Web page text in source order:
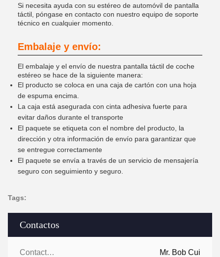
Contactos
Contactos: Mr. Bob Cui
Si necesita ayuda con su estéreo de automóvil de pantalla
táctil, póngase en contacto con nuestro equipo de soporte
técnico en cualquier momento.
Embalaje y envío:
El embalaje y el envío de nuestra pantalla táctil de coche
estéreo se hace de la siguiente manera:
El producto se coloca en una caja de cartón con una hoja
de espuma encima.
La caja está asegurada con cinta adhesiva fuerte para
evitar daños durante el transporte
El paquete se etiqueta con el nombre del producto, la
dirección y otra información de envío para garantizar que
se entregue correctamente
El paquete se envía a través de un servicio de mensajería
seguro con seguimiento y seguro.
Tags: